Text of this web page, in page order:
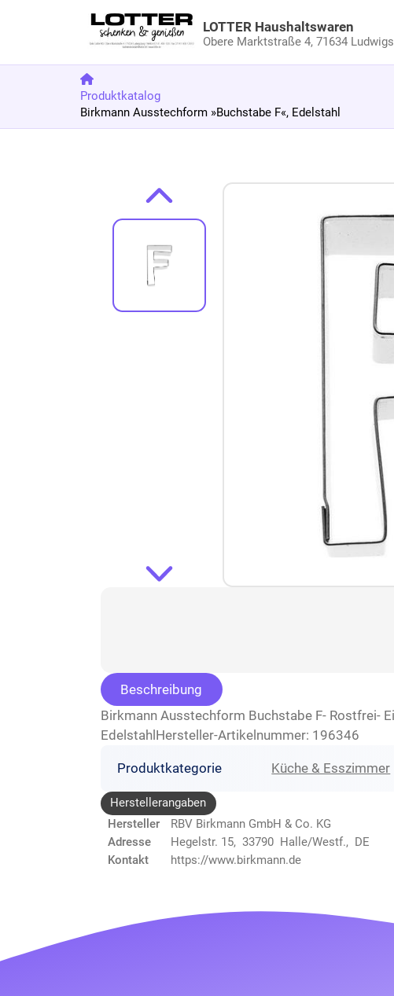
LOTTER Haushaltswaren
Obere Marktstraße 4, 71634
Produktkatalog
Birkmann Ausstechform »Buchstabe F«, Edelstahl
Zur Produktbeschreibung springen
Beschreibung
Birkmann Ausstechform Buchstabe F- Rostfrei-
EdelstahlHersteller-Artikelnummer: 196346
Produktkategorie Küche & Esszimmer
Herstellerangaben
Hersteller
RBV Birkmann GmbH & Co. KG
Adresse
Hegelstr. 15, 33790 Halle/Westf., DE
Kontakt
https://www.birkmann.de